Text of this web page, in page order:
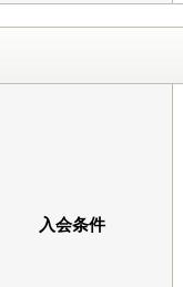
入会条件